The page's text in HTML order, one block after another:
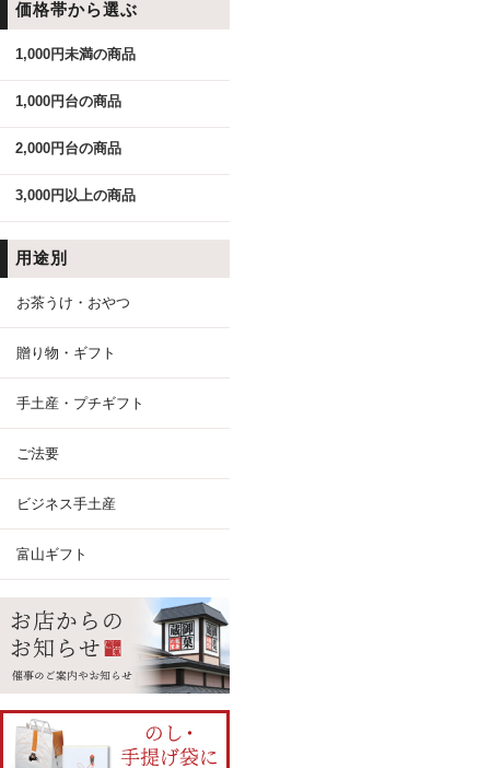
価格帯から選ぶ
1,000円未満の商品
1,000円台の商品
2,000円台の商品
3,000円以上の商品
用途別
お茶うけ・おやつ
贈り物・ギフト
手土産・プチギフト
ご法要
ビジネス手土産
富山ギフト